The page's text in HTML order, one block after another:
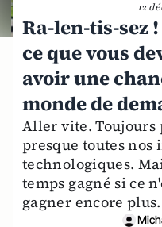
12
Ra-len-tis-sez !
ce que vous
avoir une
monde de
Aller vite. Toujours
presque toutes nos
technologiques.
temps gagné si ce
gagner encore plus.